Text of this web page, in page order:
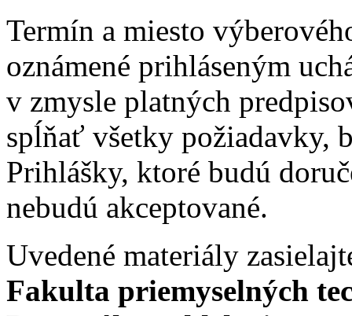
Termín a miesto
oznámené prihláseným
v zmysle platných
spĺňať všetky požiadavky,
Prihlášky, ktoré budú
nebudú akceptované.
Uvedené materiály
Fakulta priemyselných